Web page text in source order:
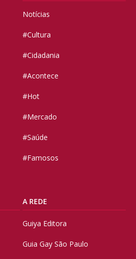
Notícias
#Cultura
#Cidadania
#Acontece
#Hot
#Mercado
#Saúde
#Famosos
A REDE
Guiya Editora
Guia Gay São Paulo